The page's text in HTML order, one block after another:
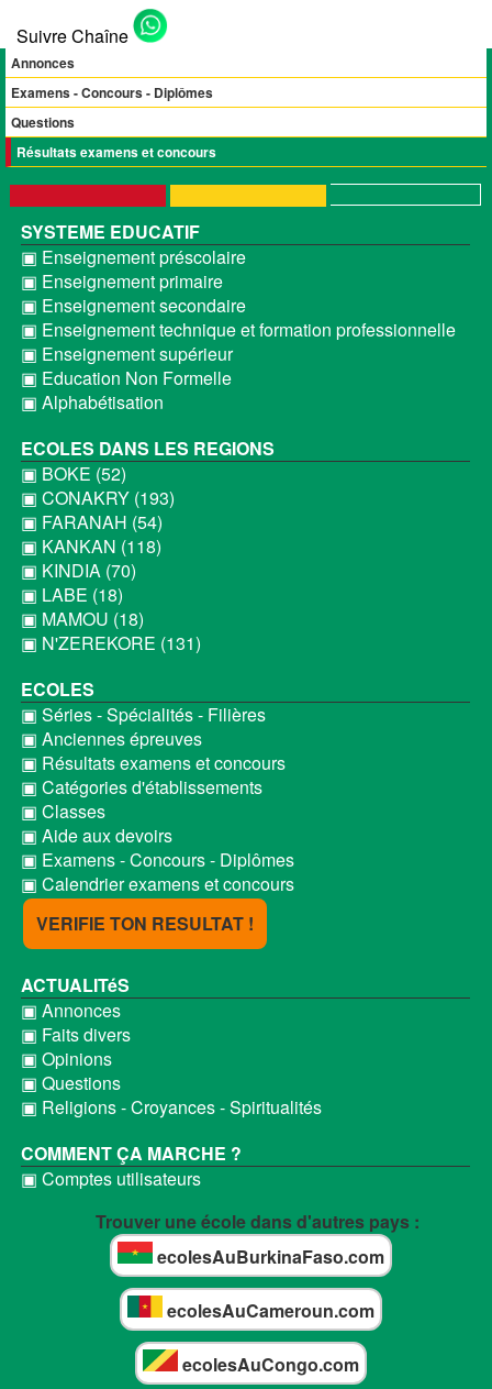
Suivre Chaîne
Annonces
Examens - Concours - Diplômes
Questions
Résultats examens et concours
SYSTEME EDUCATIF
▣ Enseignement préscolaire
▣ Enseignement primaire
▣ Enseignement secondaire
▣ Enseignement technique et formation professionnelle
▣ Enseignement supérieur
▣ Education Non Formelle
▣ Alphabétisation
ECOLES DANS LES REGIONS
▣ BOKE (52)
▣ CONAKRY (193)
▣ FARANAH (54)
▣ KANKAN (118)
▣ KINDIA (70)
▣ LABE (18)
▣ MAMOU (18)
▣ N'ZEREKORE (131)
ECOLES
▣ Séries - Spécialités - Filières
▣ Anciennes épreuves
▣ Résultats examens et concours
▣ Catégories d'établissements
▣ Classes
▣ Aide aux devoirs
▣ Examens - Concours - Diplômes
▣ Calendrier examens et concours
VERIFIE TON RESULTAT !
ACTUALITéS
▣ Annonces
▣ Faits divers
▣ Opinions
▣ Questions
▣ Religions - Croyances - Spiritualités
COMMENT ÇA MARCHE ?
▣ Comptes utilisateurs
Trouver une école dans d'autres pays :
ecolesAuBurkinaFaso.com
ecolesAuCameroun.com
ecolesAuCongo.com